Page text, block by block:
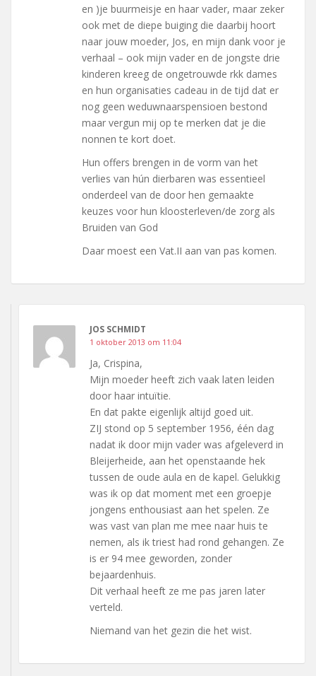
en )je buurmeisje en haar vader, maar zeker
ook met de diepe buiging die daarbij hoort
naar jouw moeder, Jos, en mijn dank voor je
verhaal – ook mijn vader en de jongste drie
kinderen kreeg de ongetrouwde rkk dames
en hun organisaties cadeau in de tijd dat er
nog geen weduwnaarspensioen bestond
maar vergun mij op te merken dat je die
nonnen te kort doet.
Hun offers brengen in de vorm van het
verlies van hún dierbaren was essentieel
onderdeel van de door hen gemaakte
keuzes voor hun kloosterleven/de zorg als
Bruiden van God
Daar moest een Vat.II aan van pas komen.
JOS SCHMIDT
1 oktober 2013 om 11:04
Ja, Crispina,
Mijn moeder heeft zich vaak laten leiden
door haar intuïtie.
En dat pakte eigenlijk altijd goed uit.
ZIJ stond op 5 september 1956, één dag
nadat ik door mijn vader was afgeleverd in
Bleijerheide, aan het openstaande hek
tussen de oude aula en de kapel. Gelukkig
was ik op dat moment met een groepje
jongens enthousiast aan het spelen. Ze
was vast van plan me mee naar huis te
nemen, als ik triest had rond gehangen. Ze
is er 94 mee geworden, zonder
bejaardenhuis.
Dit verhaal heeft ze me pas jaren later
verteld.
Niemand van het gezin die het wist.